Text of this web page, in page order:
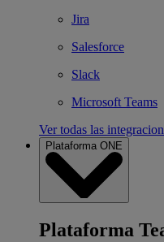
Jira
Salesforce
Slack
Microsoft Teams
Ver todas las
Plataforma ONE
Plataforma